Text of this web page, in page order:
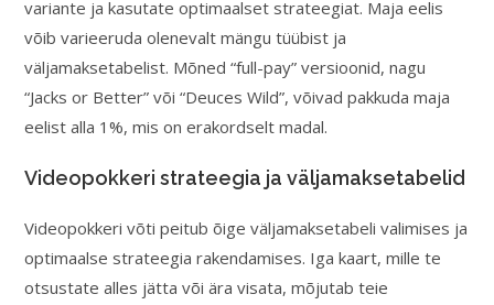
variante ja kasutate optimaalset strateegiat. Maja eelis
võib varieeruda olenevalt mängu tüübist ja
väljamaksetabelist. Mõned “full-pay” versioonid, nagu
“Jacks or Better” või “Deuces Wild”, võivad pakkuda maja
eelist alla 1%, mis on erakordselt madal.
Videopokkeri strateegia ja väljamaksetabelid
Videopokkeri võti peitub õige väljamaksetabeli valimises ja
optimaalse strateegia rakendamises. Iga kaart, mille te
otsustate alles jätta või ära visata, mõjutab teie